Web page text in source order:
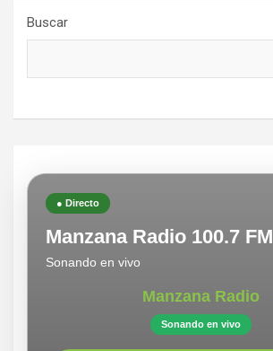
Buscar
● Directo
Manzana Radio 100.7 FM
Sonando en vivo
Manzana Radio
Sonando en vivo